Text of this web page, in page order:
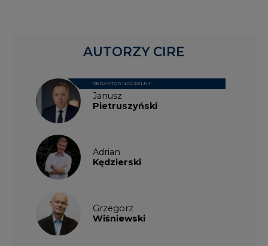
Janusz
Pietruszyński
REDAKTOR NACZELNY
Adrian
Kędzierski
Grzegorz
Wiśniewski
AUTORZY CIRE